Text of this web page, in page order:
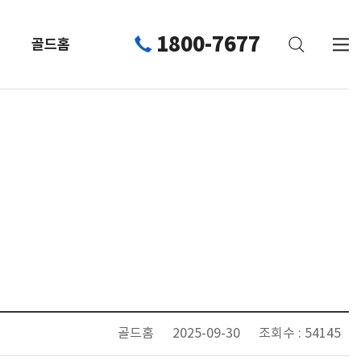
골드홈 1800-7677
골드홈 2025-09-30 조회수 : 54145